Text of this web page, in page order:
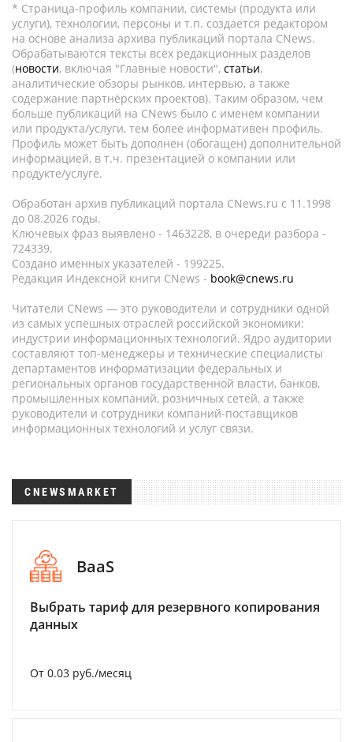
* Страница-профиль компании, системы (продукта или
услуги), технологии, персоны и т.п. создается редактором
на основе анализа архива публикаций портала CNews.
Обрабатываются тексты всех редакционных разделов
(новости, включая "Главные новости", статьи,
аналитические обзоры рынков, интервью, а также
содержание партнёрских проектов). Таким образом, чем
больше публикаций на CNews было с именем компании
или продукта/услуги, тем более информативен профиль.
Профиль может быть дополнен (обогащен) дополнительной
информацией, в т.ч. презентацией о компании или
продукте/услуге.
Обработан архив публикаций портала CNews.ru c 11.1998
до 08.2026 годы.
Ключевых фраз выявлено - 1463228, в очереди разбора -
724339.
Создано именных указателей - 199225.
Редакция Индексной книги CNews - book@cnews.ru
Читатели CNews — это руководители и сотрудники одной
из самых успешных отраслей российской экономики:
индустрии информационных технологий. Ядро аудитории
составляют топ-менеджеры и технические специалисты
департаментов информатизации федеральных и
региональных органов государственной власти, банков,
промышленных компаний, розничных сетей, а также
руководители и сотрудники компаний-поставщиков
информационных технологий и услуг связи.
CNEWSMARKET
BaaS
Выбрать тариф для резервного копирования
данных
От 0.03 руб./месяц